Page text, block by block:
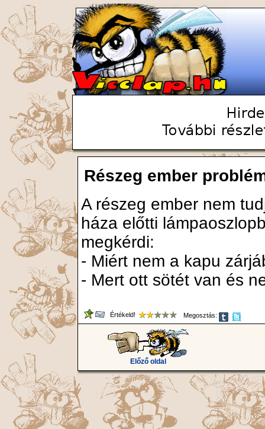
Részeg ember
A részeg ember nem
háza előtti
megkérdi:
- Miért nem a kapu
- Mert ott sötét van és
Értékeld! Megosztás:
Előző oldal